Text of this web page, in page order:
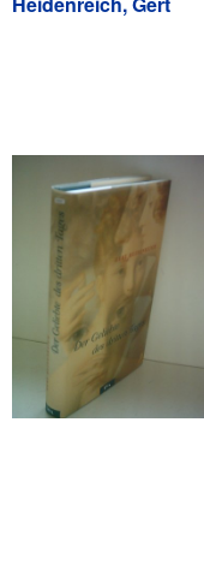
Kunst & Sammlerstücke
Verkäufer
Verkäufer werden
Hilfe